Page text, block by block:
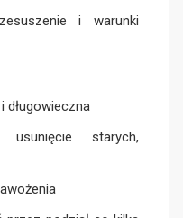
i warunki
długowieczna
starych,